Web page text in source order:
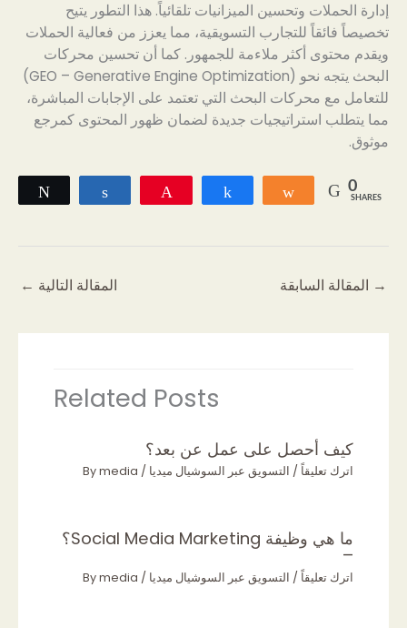
إدارة الحملات وتحسين الميزانيات تلقائياً. هذا التطور يتيح
تخصيصاً فائقاً للتجارب التسويقية، مما يعزز من فعالية الحملات
ويقدم محتوى أكثر ملاءمة للجمهور. كما أن تحسين محركات
البحث يتجه نحو (GEO – Generative Engine Optimization)
للتعامل مع محركات البحث التي تعتمد على الإجابات المباشرة،
مما يتطلب استراتيجيات جديدة لضمان ظهور المحتوى كمرجع
موثوق.
Share 0
SHARES
→ المقالة السابقة المقالة التالية ←
Related Posts
كيف أحصل على عمل عن بعد؟
اترك تعليقاً / التسويق عبر السوشيال ميديا / By
media
ما هي وظيفة Social Media Marketing؟
–
اترك تعليقاً / التسويق عبر السوشيال ميديا / By
media